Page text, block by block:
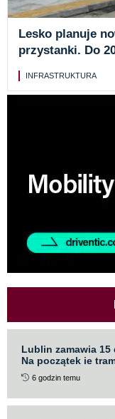
Lesko planuje
przystanki. Do
INFRASTRUKTURA
Lublin zamawia 15
Na początek ie
6 godzin temu